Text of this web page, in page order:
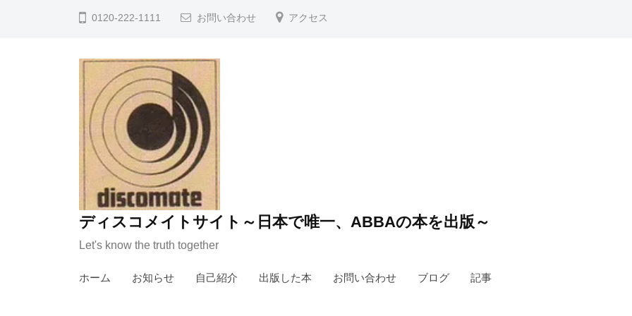
0120-222-1111 お問い合わせ アクセス
ディスコメイトサイト～日本で唯一、ABBAの本を出版～
Let's know the truth together
ホーム お知らせ 自己紹介 出版した本 お問い合わせ ブログ 記事